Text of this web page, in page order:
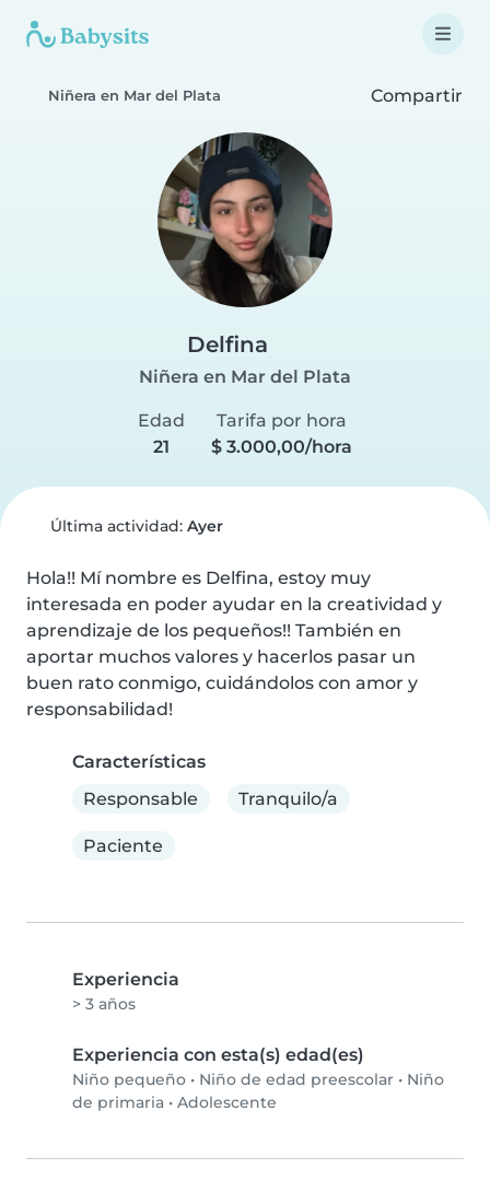
Niñera en Mar del Plata Compartir
Delfina
Niñera en Mar del Plata
Edad
21
Tarifa por hora
$ 3.000,00/hora
Última actividad: Ayer
Hola!! Mí nombre es Delfina, estoy muy
interesada en poder ayudar en la creatividad y
aprendizaje de los pequeños!! También en
aportar muchos valores y hacerlos pasar un
buen rato conmigo, cuidándolos con amor y
responsabilidad!
Características
Responsable
Tranquilo/a
Paciente
Experiencia
> 3 años
Experiencia con esta(s) edad(es)
Niño pequeño • Niño de edad preescolar • Niño
de primaria • Adolescente